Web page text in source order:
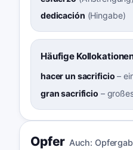
dedicación (Hingabe)
Häufige
hacer un sacrificio –
gran sacrificio –
Opfer Auch: